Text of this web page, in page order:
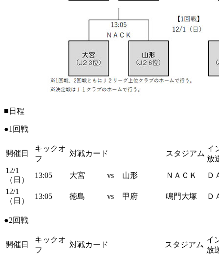
■日程
●1回戦
開催日
キックオ
フ
対戦カード スタジアム
イ
放
12/1
（日）
13:05 大宮 vs 山形 ＮＡＣＫ
Ｄ
12/1
（日）
13:05 徳島 vs 甲府 鳴門大塚 Ｄ
●2回戦
開催日
キックオ
フ
対戦カード スタジアム
イ
放